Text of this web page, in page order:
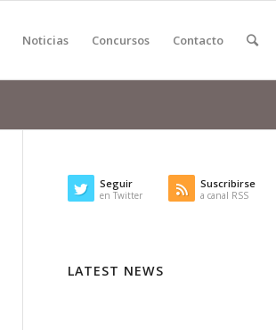
Noticias Concursos Contacto
Seguir
en Twitter
Suscribirse
a canal RSS
LATEST NEWS